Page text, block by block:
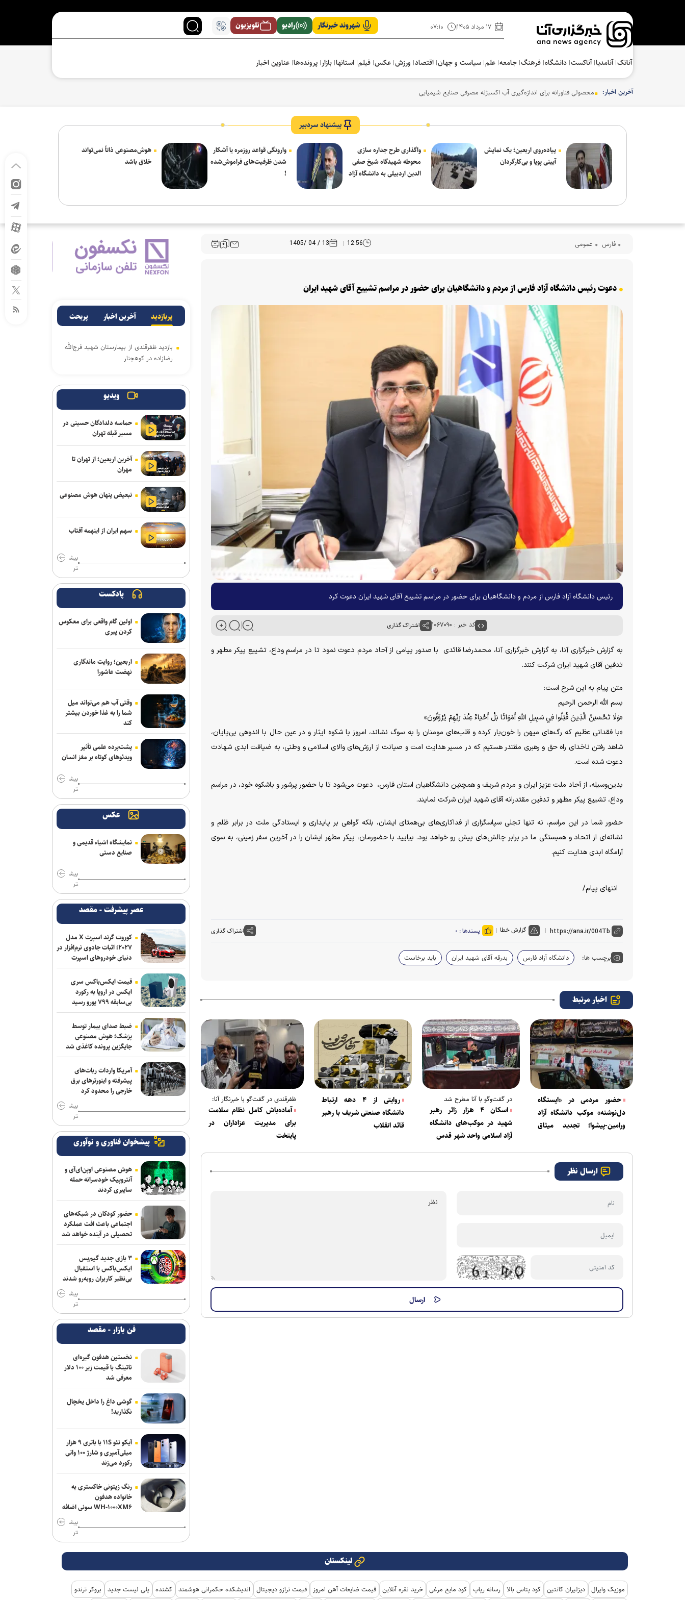
۱۷ مرداد ۱۴۰۵ ۰۷:۱۰ شهروند خبرنگار رادیو تلویزیون
آناتک آنامدیا آناکست دانشگاه فرهنگ‌ جامعه علم سیاست و جهان اقتصاد ورزش عکس فیلم استانها بازار پرونده‌ها عناوین اخبار
آخرین اخبار: محصولی فناورانه برای اندازه‌گیری آب اکسیژنه مصرفی صنایع شیمیایی
پیشنهاد سردبیر
پیاده‌روی اربعین؛ یک نمایش
آیینی پویا و بی‌کارگردان
واگذاری طرح جداره سازی
محوطه شهیدگاه شیخ صفی
الدین اردبیلی به دانشگاه آزاد
وارونگی قواعد روزمره یا آشکار
شدن ظرفیت‌های فراموش‌شده
!
هوش‌مصنوعی ذاتاً نمی‌تواند
خلاق باشد
فارس عمومی 12:56
13 / 04 /1405
دعوت رئیس دانشگاه آزاد فارس از مردم و دانشگاهیان برای حضور در مراسم تشییع آقای شهید ایران
رئیس دانشگاه آزاد فارس از مردم و دانشگاهیان برای حضور در مراسم تشییع آقای شهید ایران دعوت کرد
کد خبر : ۱۰۶۷۰۹۰ اشتراک گذاری
به گزارش خبرگزاری آنا، به گزارش خبرگزاری آنا، محمدرضا قائدی با صدور پیامی از آحاد مردم دعوت نمود تا در مراسم وداع، تشییع پیکر مطهر و
تدفین آقای شهید ایران شرکت کنند.
متن پیام به این شرح است:
بسم الله الرحمن الرحیم
«وَلَا تَحْسَبَنَّ الَّذِينَ قُتِلُوا فِي سَبِيلِ اللَّهِ أَمْوَاتًا بَلْ أَحْيَاءٌ عِنْدَ رَبِّهِمْ يُرْزَقُونَ»
«با فقدانی عظیم که رگ‌های میهن را خون‌بار کرده و قلب‌های مومنان را به سوگ نشاند، امروز با شکوهِ ایثار و در عین حال با اندوهی بی‌پایان،
شاهد رفتن ناخدای راه حق و رهبری مقتدر هستیم که در مسیر هدایت امت و صیانت از ارزش‌های والای اسلامی و وطنی، به ضیافت ابدی شهادت
دعوت شده است.
بدین‌وسیله، از آحاد ملت عزیز ایران و مردم شریف و همچنین دانشگاهیان استان فارس، دعوت می‌شود تا با حضور پرشور و باشکوه خود، در مراسم
وداع، تشییع پیکر مطهر و تدفین مقتدرانه آقای شهید ایران شرکت نمایند.
حضور شما در این مراسم، نه تنها تجلی سپاسگزاری از فداکاری‌های بی‌همتای ایشان، بلکه گواهی بر پایداری و ایستادگی ملت در برابر ظلم و
نشانه‌ای از اتحاد و همبستگی ما در برابر چالش‌های پیش رو خواهد بود. بیایید با حضورمان، پیکر مطهر ایشان را در آخرین سفر زمینی، به سوی
آرامگاه ابدی هدایت کنیم.
انتهای پیام/
گزارش خطا پسندها : ۰ اشتراک گذاری
برچسب ها: دانشگاه آزاد فارس بدرقه آقای شهید ایران باید برخاست
اخبار مرتبط
حضور مردمی در «ایستگاه
دل‌نوشته» موکب دانشگاه آزاد
ورامین-پیشوا؛ تجدید میثاق
در گفت‌‌وگو با آنا مطرح شد
اسکان ۴ هزار زائر رهبر
شهید در موکب‌های دانشگاه
آزاد اسلامی واحد شهر قدس
روایتی از ۴ دهه ارتباط
دانشگاه صنعتی شریف با رهبر
قائد انقلاب
ظفرقندی در گفت‌گو با خبرنگار آنا:
آماده‌باش کامل نظام سلامت
برای مدیریت عزاداران در
پایتخت
ارسال نظر
پربازدید آخرین اخبار پربحث
بازدید ظفرقندی از بیمارستان شهید فرج‌الله
رضازاده در کوهچنار
ویدیو
حماسه دلدادگان حسینی در
مسیر قبله تهران
آخرین اربعین؛ از تهران تا
مهران
تبعیض پنهان هوش مصنوعی
سهم ایران از اینهمه آفتاب
بیش
تر
پادکست
اولین گام واقعی برای معکوس
کردن پیری
اربعین؛ روایت ماندگاری
نهضت عاشورا
وقتی آب هم می‌تواند میل
شما را به غذا خوردن بیشتر
کند
پشت‌پرده علمی تأثیر
ویدئو‌های کوتاه بر مغز انسان
بیش
تر
عکس
نمایشگاه اشیاء قدیمی و
صنایع دستی
بیش
تر
عصر پیشرفت - مقصد
کوروت گرند اسپرت X مدل
۲۰۲۷؛ اثبات جادوی نرم‌افزار در
دنیای خودروهای اسپرت
قیمت ایکس‌باکس سری
ایکس در اروپا به رکورد
بی‌سابقه ۷۹۹ یورو رسید
ضبط صدای بیمار توسط
پزشک؛ هوش مصنوعی
جایگزین پرونده کاغذی شد
آمریکا واردات ربات‌های
پیشرفته و اینورترهای برق
خارجی را محدود کرد
بیش
تر
پیشخوان فناوری و نوآوری
هوش مصنوعی اوپن‌ای‌آی و
آنتروپیک خودسرانه حمله
سایبری کردند
حضور کودکان در شبکه‌های
اجتماعی باعث افت عملکرد
تحصیلی در آینده خواهد شد
۳ بازی جدید گیم‌پس
ایکس‌باکس با استقبال
بی‌نظیر کاربران روبه‌رو شدند
بیش
تر
فن بازار - مقصد
نخستین هدفون گیره‌ای
ناتینگ با قیمت زیر ۱۰۰ دلار
معرفی شد
گوشی داغ را داخل یخچال
نگذارید!
آیکو نئو ۱۱S با باتری ۹ هزار
میلی‌آمپری و شارژ ۱۰۰ واتی
رکورد می‌زند
رنگ زیتونی خاکستری به
خانواده هدفون
WH-۱۰۰۰XM۶ سونی اضافه
بیش
تر
لینکستان
موزیک وایرال دیزلیران کانتین کود پتاس بالا رسانه رپاپ کود مایع مرغی خرید نقره آنلاین قیمت ضایعات آهن امروز قیمت ترازو دیجیتال اندیشکده حکمرانی هوشمند کشنده پلی لیست جدید بروکر ترندو